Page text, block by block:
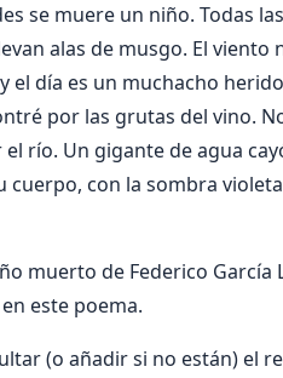
se muere un niño. Todas
alas de musgo. El viento
día es un muchacho
por las grutas del vino.
río. Un gigante de agua
con la sombra
muerto de Federico García
este poema.
(o añadir si no están) el